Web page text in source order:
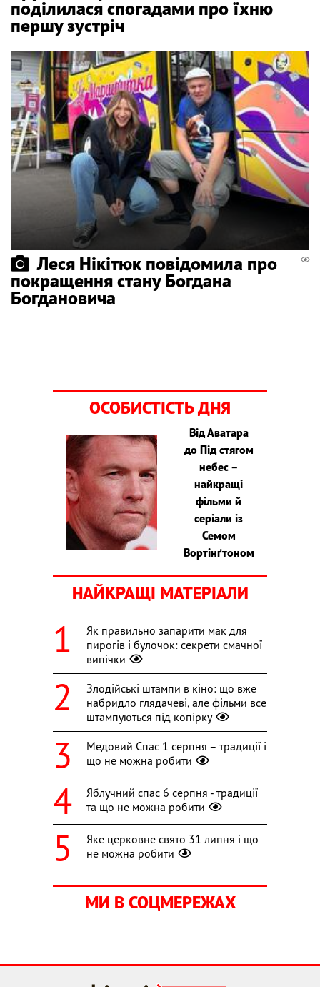
поділилася спогадами про їхню
першу зустріч
Леся Нікітюк повідомила про
покращення стану Богдана
Богдановича
ОСОБИСТІСТЬ ДНЯ
Від Аватара
до Під стягом
небес –
найкращі
фільми й
серіали із
Семом
Вортінґтоном
НАЙКРАЩІ МАТЕРІАЛИ
Як правильно запарити мак для
пирогів і булочок: секрети смачної
випічки
Злодійські штампи в кіно: що вже
набридло глядачеві, але фільми все
штампуються під копірку
Медовий Спас 1 серпня – традиції і
що не можна робити
Яблучний спас 6 серпня - традиції
та що не можна робити
Яке церковне свято 31 липня і що
не можна робити
МИ В СОЦМЕРЕЖАХ